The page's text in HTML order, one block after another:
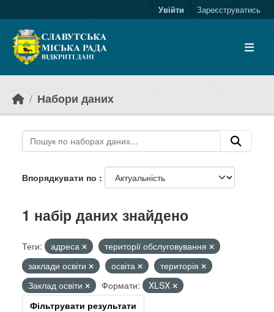
Увійти Зареєструватись
Набори даних
Впорядкувати по
1 набір даних знайдено
Теги: адреса
території обслуговування
заклади освіти
освіта
територія
Заклад освіти
Формати:
XLSX
Фільтрувати результати